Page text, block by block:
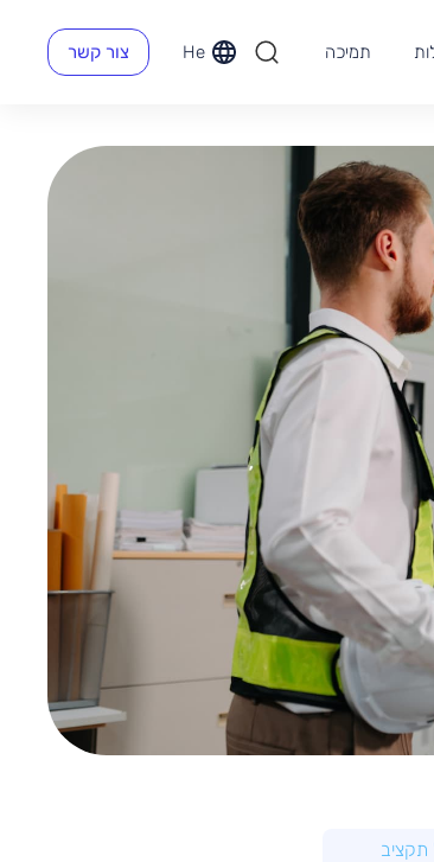
תמיכה He צור קשר
תקציב